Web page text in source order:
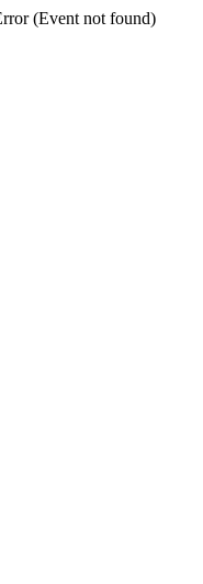
(Event not found)